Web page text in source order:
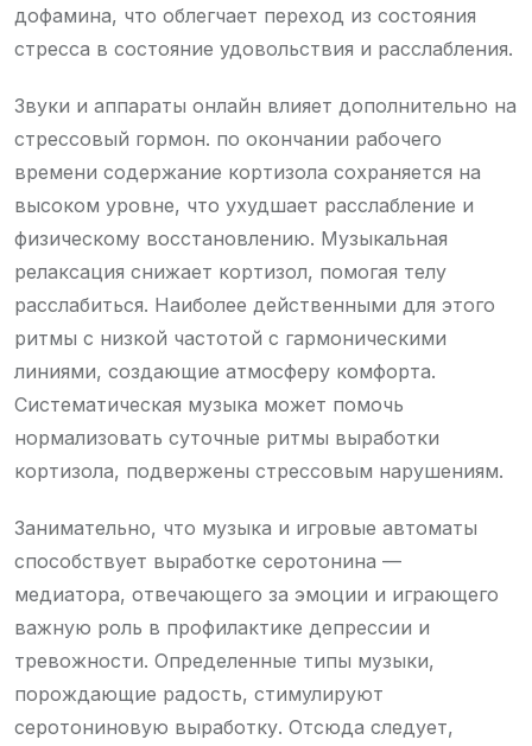
дофамина, что облегчает переход из состояния
стресса в состояние удовольствия и расслабления.
Звуки и аппараты онлайн влияет дополнительно на
стрессовый гормон. по окончании рабочего
времени содержание кортизола сохраняется на
высоком уровне, что ухудшает расслабление и
физическому восстановлению. Музыкальная
релаксация снижает кортизол, помогая телу
расслабиться. Наиболее действенными для этого
ритмы с низкой частотой с гармоническими
линиями, создающие атмосферу комфорта.
Систематическая музыка может помочь
нормализовать суточные ритмы выработки
кортизола, подвержены стрессовым нарушениям.
Занимательно, что музыка и игровые автоматы
способствует выработке серотонина —
медиатора, отвечающего за эмоции и играющего
важную роль в профилактике депрессии и
тревожности. Определенные типы музыки,
порождающие радость, стимулируют
серотониновую выработку. Отсюда следует,